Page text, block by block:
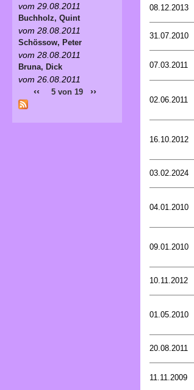
08.12.2013
31.07.2010
07.03.2011
02.06.2011
16.10.2012
03.02.2024
04.01.2010
09.01.2010
10.11.2012
01.05.2010
20.08.2011
11.11.2009
vom 29.08.2011
Buchholz, Quint
vom 28.08.2011
Schössow, Peter
vom 28.08.2011
Bruna, Dick
vom 26.08.2011
‹‹ 5 von 19 ››